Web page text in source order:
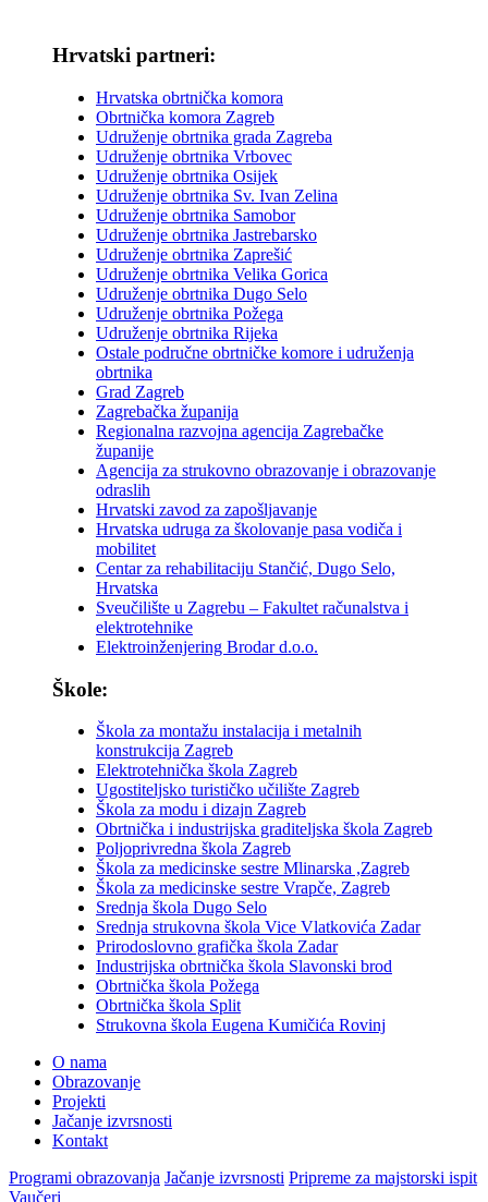
Hrvatski partneri:
Hrvatska obrtnička komora
Obrtnička komora Zagreb
Udruženje obrtnika grada Zagreba
Udruženje obrtnika Vrbovec
Udruženje obrtnika Osijek
Udruženje obrtnika Sv. Ivan Zelina
Udruženje obrtnika Samobor
Udruženje obrtnika Jastrebarsko
Udruženje obrtnika Zaprešić
Udruženje obrtnika Velika Gorica
Udruženje obrtnika Dugo Selo
Udruženje obrtnika Požega
Udruženje obrtnika Rijeka
Ostale područne obrtničke komore i udruženja
obrtnika
Grad Zagreb
Zagrebačka županija
Regionalna razvojna agencija Zagrebačke
županije
Agencija za strukovno obrazovanje i obrazovanje
odraslih
Hrvatski zavod za zapošljavanje
Hrvatska udruga za školovanje pasa vodiča i
mobilitet
Centar za rehabilitaciju Stančić, Dugo Selo,
Hrvatska
Sveučilište u Zagrebu – Fakultet računalstva i
elektrotehnike
Elektroinženjering Brodar d.o.o.
Škole:
Škola za montažu instalacija i metalnih
konstrukcija Zagreb
Elektrotehnička škola Zagreb
Ugostiteljsko turističko učilište Zagreb
Škola za modu i dizajn Zagreb
Obrtnička i industrijska graditeljska škola Zagreb
Poljoprivredna škola Zagreb
Škola za medicinske sestre Mlinarska ,Zagreb
Škola za medicinske sestre Vrapče, Zagreb
Srednja škola Dugo Selo
Srednja strukovna škola Vice Vlatkovića Zadar
Prirodoslovno grafička škola Zadar
Industrijska obrtnička škola Slavonski brod
Obrtnička škola Požega
Obrtnička škola Split
Strukovna škola Eugena Kumičića Rovinj
O nama
Obrazovanje
Projekti
Jačanje izvrsnosti
Kontakt
Programi obrazovanja Jačanje izvrsnosti Pripreme za majstorski ispit
Vaučeri